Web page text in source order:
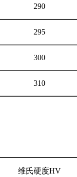
290
295
300
310
维氏硬度HV